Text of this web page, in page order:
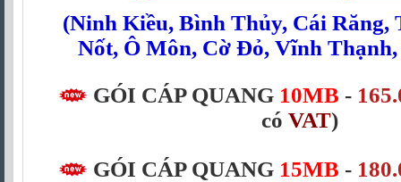
(Ninh Kiều, Bình Thủy, Cái Răng,
Nốt, Ô Môn, Cờ Đỏ, Vĩnh Thạnh
GÓI CÁP QUANG 10MB -
có VAT)
GÓI CÁP QUANG 15MB -